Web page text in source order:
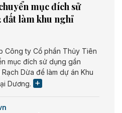
mục đích sử
đất làm khu nghỉ
Công ty Cổ phần Thủy Tiên
mục đích sử dụng gần
Dừa để làm dự án Khu
Dương.